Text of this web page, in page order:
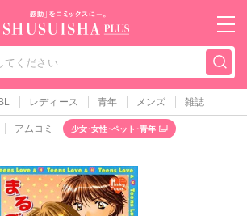
秋水社PLUS（テ
BL レディース 青年 メンズ 雑誌
アムコミ 少女･女性･ペット･青年